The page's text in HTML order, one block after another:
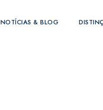
NOTÍCIAS & BLOG